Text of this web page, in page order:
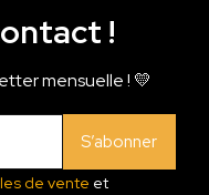
!
mensuelle ! 💛
S’abonner
de vente et